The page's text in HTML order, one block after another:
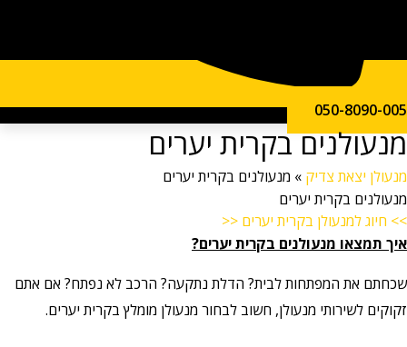
050-
בקרית יערים
יצאת צדיק »מנעולנים בקרית יערים
בקרית יערים
למנעולן בקרית יערים <<
מנעולנים בקרית יערים?
את המפתחות לבית? הדלת נתקעה? הרכב לא נפתח? אם אתם
לשירותי מנעולן, חשוב לבחור מנעולן מומלץ בקרית יערים.